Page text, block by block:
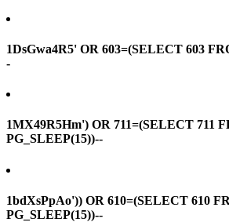
1DsGwa4R5' OR 603=(SELECT 603
-
1MX49R5Hm') OR 711=(SELECT 711
PG_SLEEP(15))--
1bdXsPpAo')) OR 610=(SELECT 610
PG_SLEEP(15))--